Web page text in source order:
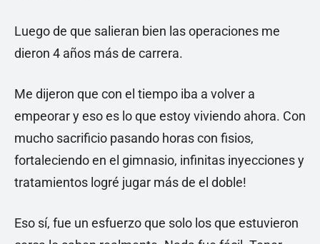
Luego de que salieran bien las operaciones me
dieron 4 años más de carrera.
Me dijeron que con el tiempo iba a volver a
empeorar y eso es lo que estoy viviendo ahora. Con
mucho sacrificio pasando horas con fisios,
fortaleciendo en el gimnasio, infinitas inyecciones y
tratamientos logré jugar más de el doble!
Eso sí, fue un esfuerzo que solo los que estuvieron